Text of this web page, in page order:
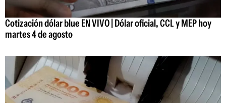
Cotización dólar blue EN VIVO | Dólar oficial, CCL y MEP hoy
martes 4 de agosto